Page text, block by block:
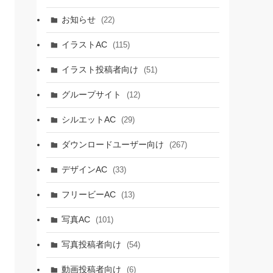
お知らせ (22)
イラストAC (115)
イラスト投稿者向け (51)
グループサイト (12)
シルエットAC (29)
ダウンロードユーザー向け (267)
デザインAC (33)
フリービーAC (13)
写真AC (101)
写真投稿者向け (54)
動画投稿者向け (6)